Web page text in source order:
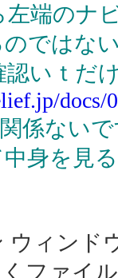
左端のナ
ではな
いｔだ
docs/
係ないで
身を見
ウィンド
ファイ